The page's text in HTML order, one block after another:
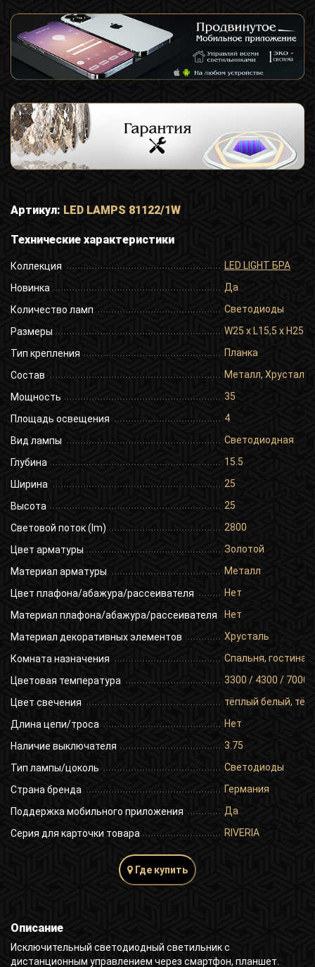
Артикул: LED LAMPS 81122/1W
Технические характеристики
Коллекция LED LIGHT БРА
Новинка Да
Количество ламп Светодиоды
Размеры W25 x L15,5 x H25
Тип крепления Планка
Состав Металл, Хрусталь
Мощность 35
Площадь освещения 4
Вид лампы Светодиодная
Глубина 15.5
Ширина 25
Высота 25
Световой поток (lm) 2800
Цвет арматуры Золотой
Материал арматуры Металл
Цвет плафона/абажура/рассеивателя Нет
Материал плафона/абажура/рассеивателя Нет
Материал декоративных элементов Хрусталь
Комната назначения Спальня,
Цветовая температура 3300 / 4300 / 7000
Цвет свечения тёплый белый,
Длина цепи/троса Нет
Наличие выключателя 3.75
Тип лампы/цоколь Светодиоды
Страна бренда Германия
Поддержка мобильного приложения Да
Серия для карточки товара RIVERIA
Где купить
Описание
Исключительный светодиодный светильник с
дистанционным управлением через смартфон, планшет.